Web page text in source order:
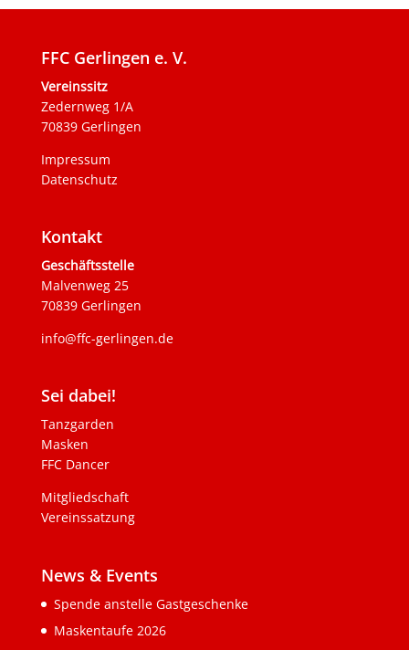
FFC Gerlingen e. V.
Vereinssitz
Zedernweg 1/A
70839 Gerlingen
Impressum
Datenschutz
Kontakt
Geschäftsstelle
Malvenweg 25
70839 Gerlingen
info@ffc-gerlingen.de
Sei dabei!
Tanzgarden
Masken
FFC Dancer
Mitgliedschaft
Vereinssatzung
News & Events
Spende anstelle Gastgeschenke
Maskentaufe 2026